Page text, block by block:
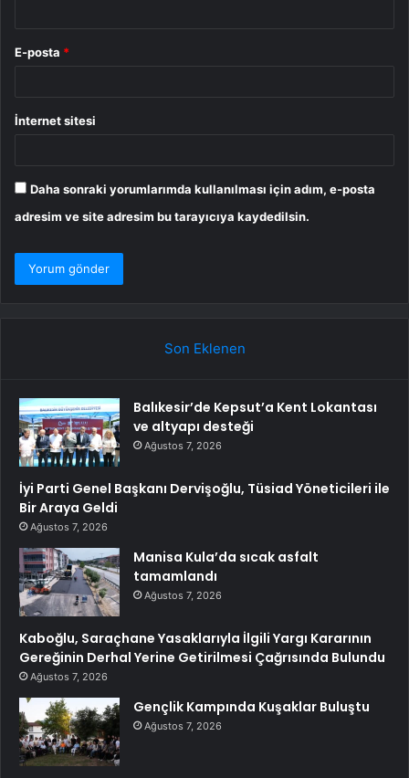
E-posta *
İnternet sitesi
Daha sonraki yorumlarımda kullanılması için adım, e-posta
adresim ve site adresim bu tarayıcıya kaydedilsin.
Son Eklenen
Balıkesir’de Kepsut’a Kent Lokantası
ve altyapı desteği
Ağustos 7, 2026
İyi Parti Genel Başkanı Dervişoğlu, Tüsiad Yöneticileri ile
Bir Araya Geldi
Ağustos 7, 2026
Manisa Kula’da sıcak asfalt
tamamlandı
Ağustos 7, 2026
Kaboğlu, Saraçhane Yasaklarıyla İlgili Yargı Kararının
Gereğinin Derhal Yerine Getirilmesi Çağrısında Bulundu
Ağustos 7, 2026
Gençlik Kampında Kuşaklar Buluştu
Ağustos 7, 2026